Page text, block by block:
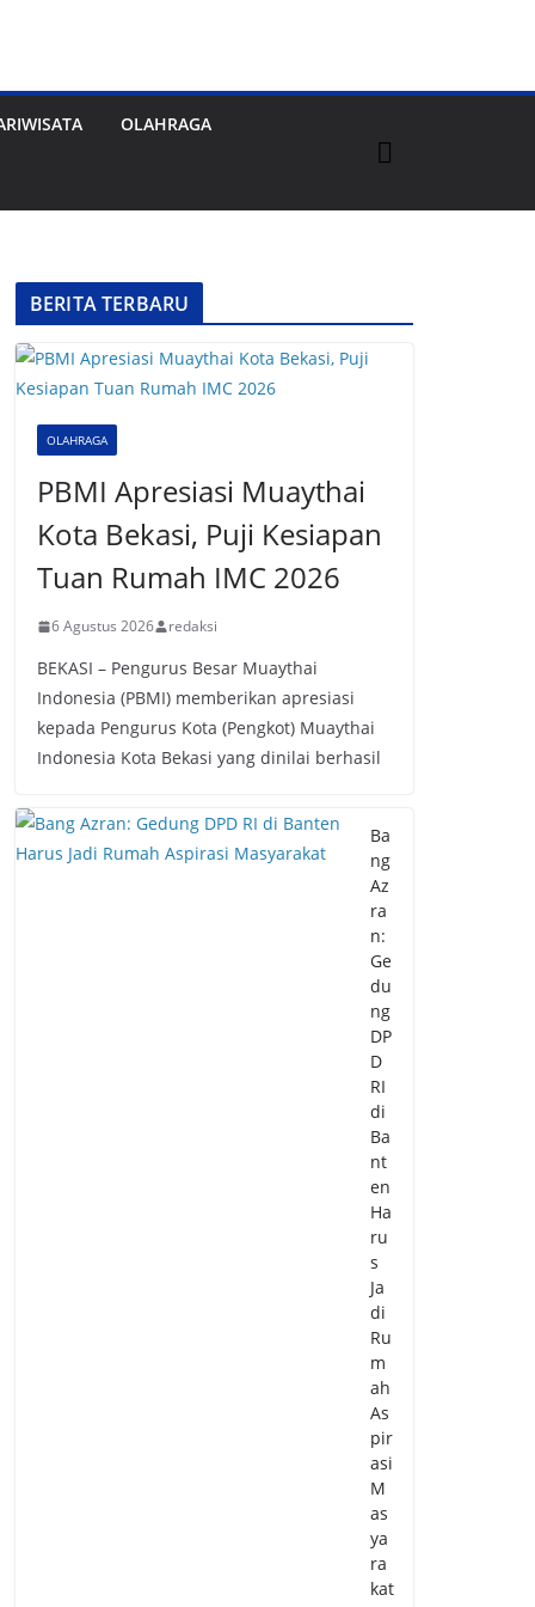
OLAHRAGA
BERITA TERBARU
OLAHRAGA
PBMI Apresiasi Muaythai
Kota Bekasi, Puji Kesiapan
Tuan Rumah IMC 2026
6 Agustus 2026 redaksi
BEKASI – Pengurus Besar Muaythai
Indonesia (PBMI) memberikan apresiasi
kepada Pengurus Kota (Pengkot) Muaythai
Indonesia Kota Bekasi yang dinilai berhasil
Ba
ng
Az
ra
n:
Ge
du
ng
DP
D
RI
di
Ba
nt
en
Ha
ru
s
Ja
di
Ru
m
ah
As
pir
asi
M
as
ya
ra
kat